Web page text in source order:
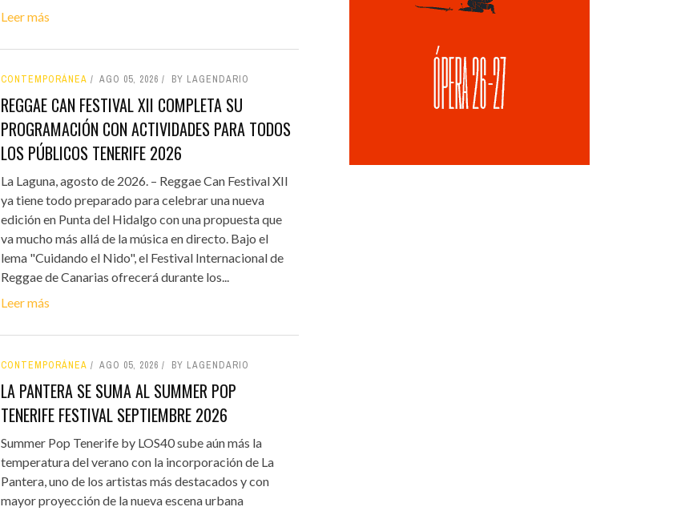
Leer más
CONTEMPORÁNEA AGO 05, 2026 BY LAGENDARIO
REGGAE CAN FESTIVAL XII COMPLETA SU
PROGRAMACIÓN CON ACTIVIDADES PARA TODOS
LOS PÚBLICOS TENERIFE 2026
La Laguna, agosto de 2026. – Reggae Can Festival XII
ya tiene todo preparado para celebrar una nueva
edición en Punta del Hidalgo con una propuesta que
va mucho más allá de la música en directo. Bajo el
lema "Cuidando el Nido", el Festival Internacional de
Reggae de Canarias ofrecerá durante los...
Leer más
CONTEMPORÁNEA AGO 05, 2026 BY LAGENDARIO
LA PANTERA SE SUMA AL SUMMER POP
TENERIFE FESTIVAL SEPTIEMBRE 2026
Summer Pop Tenerife by LOS40 sube aún más la
temperatura del verano con la incorporación de La
Pantera, uno de los artistas más destacados y con
mayor proyección de la nueva escena urbana